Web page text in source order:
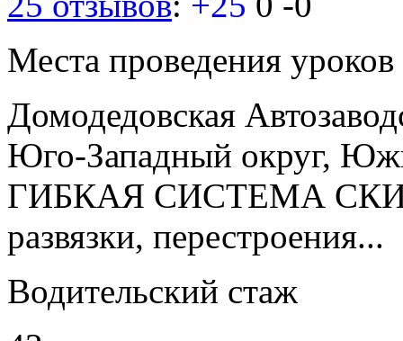
Места проведения уроков
Домодедовская
Юго-Западный округ,
ГИБКАЯ СИСТЕМА
развязки, перестроения...
Водительский стаж